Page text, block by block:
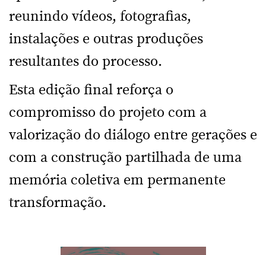
reunindo vídeos, fotografias,
instalações e outras produções
resultantes do processo.
Esta edição final reforça o
compromisso do projeto com a
valorização do diálogo entre gerações e
com a construção partilhada de uma
memória coletiva em permanente
transformação.